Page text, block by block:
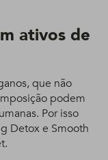
ativos de
que não
podem
Por isso
Detox e Smooth